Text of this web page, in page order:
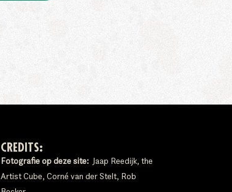
CREDITS:
Fotografie op deze site: Jaap Reedijk, the
Artist Cube, Corné van der Stelt, Rob